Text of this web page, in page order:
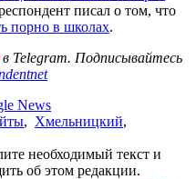
писал о том, что
порно в школах.
в Telegram. Подписывайтесь
News
, Хмельницкий,
необходимый текст и
об этом редакции.